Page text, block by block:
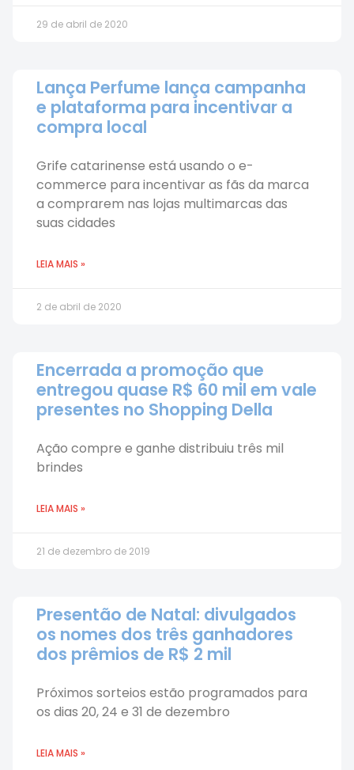
29 de abril de 2020
Lança Perfume lança campanha
e plataforma para incentivar a
compra local
Grife catarinense está usando o e-
commerce para incentivar as fãs da marca
a comprarem nas lojas multimarcas das
suas cidades
LEIA MAIS »
2 de abril de 2020
Encerrada a promoção que
entregou quase R$ 60 mil em vale
presentes no Shopping Della
Ação compre e ganhe distribuiu três mil
brindes
LEIA MAIS »
21 de dezembro de 2019
Presentão de Natal: divulgados
os nomes dos três ganhadores
dos prêmios de R$ 2 mil
Próximos sorteios estão programados para
os dias 20, 24 e 31 de dezembro
LEIA MAIS »